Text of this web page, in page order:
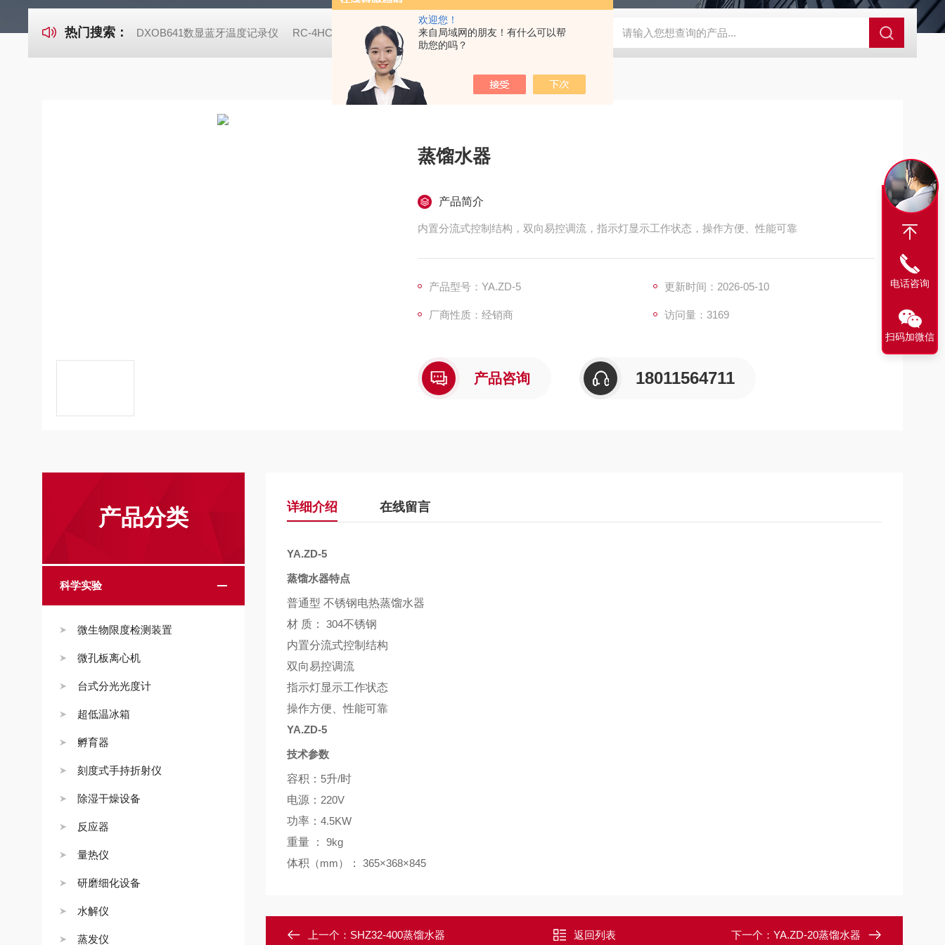
欢迎您！
来自局域网的朋友！有什么可以帮
助您的吗？
热门搜索： DXOB641数显蓝牙温度记录仪 RC-4HC RC-4HA温湿度记录仪 多样品平行蒸发仪多样品平行蒸发仪 SBD-100B SBD-100D成都漏氯报警仪 漏氯报警器 漏氯检测仪
蒸馏水器
产品简介
内置分流式控制结构，双向易控调流，指示灯显示工作状态，操作方便、性能可靠
产品型号：YA.ZD-5 更新时间：2026-05-10
厂商性质：经销商 访问量：3169
产品咨询 18011564711
产品分类
科学实验
微生物限度检测装置
微孔板离心机
台式分光光度计
超低温冰箱
孵育器
刻度式手持折射仪
除湿干燥设备
反应器
量热仪
研磨细化设备
水解仪
蒸发仪
详细介绍 在线留言
YA.ZD-5
蒸馏水器特点
普通型 不锈钢电热蒸馏水器
材 质：
304不锈钢
内置分流式控制结构
双向易控调流
指示灯显示工作状态
操作方便、性能可靠
YA.ZD-5
技术参数
容积： 5升/时
电源： 220V
功率： 4.5KW
重量
：
9kg
体积 （mm） ： 365×368×845
上一个： SHZ32-400蒸馏水器 返回列表 下一个： YA.ZD-20蒸馏水器
电话咨询
扫码加微信